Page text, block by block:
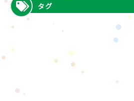
タグ